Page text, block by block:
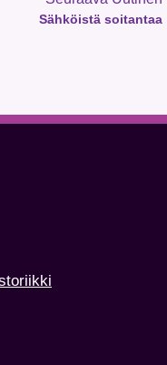
Sähköistä soitantaa